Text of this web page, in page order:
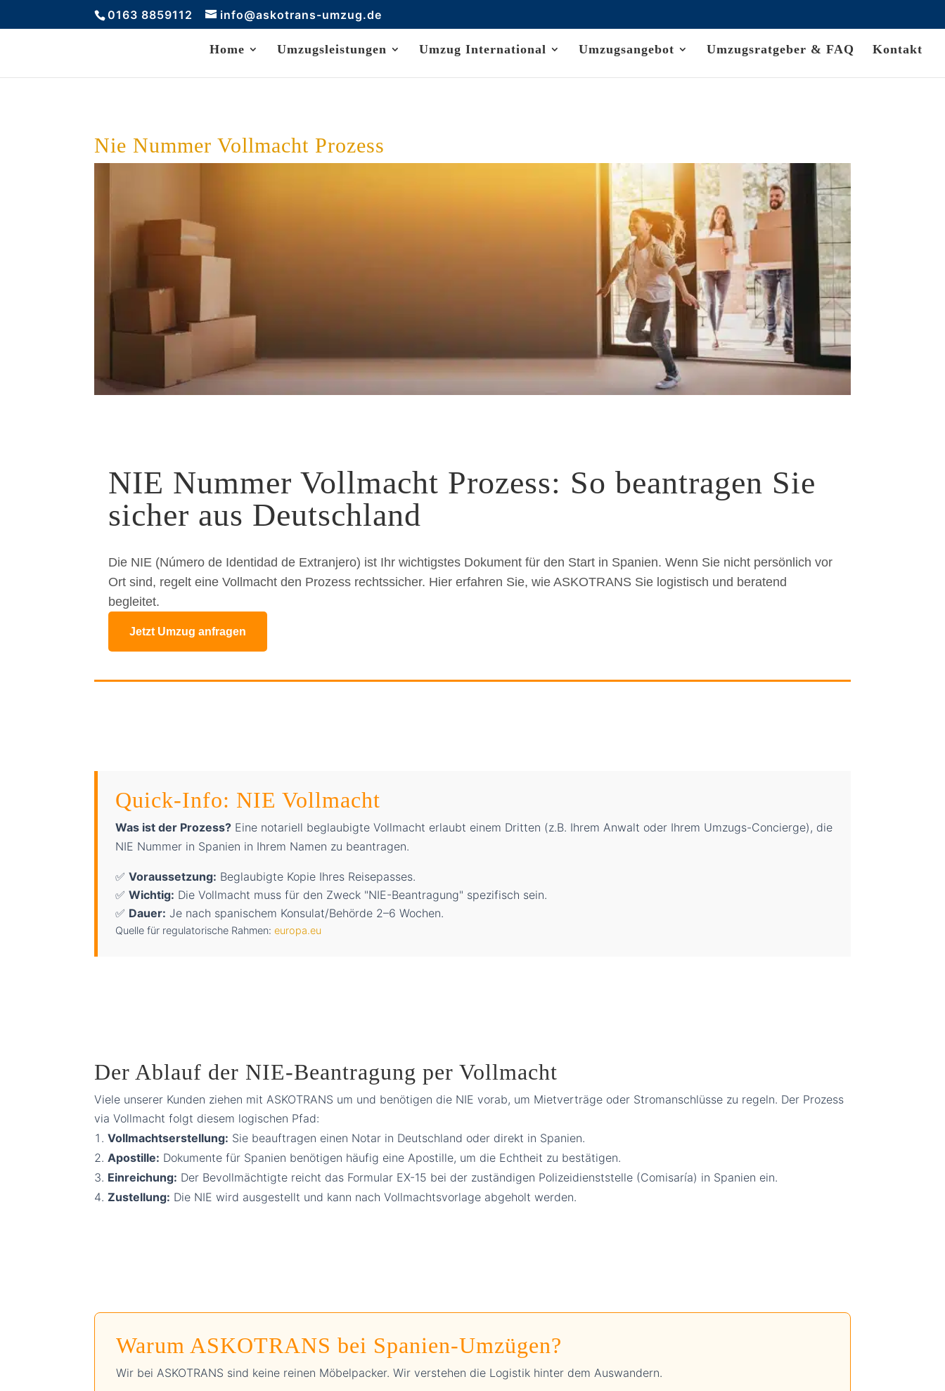
0163 8859112 info@askotrans-umzug.de
Home Umzugsleistungen Umzug International Umzugsangebot Umzugsratgeber & FAQ Kontakt
Nie Nummer Vollmacht Prozess
NIE Nummer Vollmacht Prozess: So beantragen Sie
sicher aus Deutschland
Die NIE (Número de Identidad de Extranjero) ist Ihr wichtigstes Dokument für den Start in Spanien. Wenn Sie nicht persönlich vor
Ort sind, regelt eine Vollmacht den Prozess rechtssicher. Hier erfahren Sie, wie ASKOTRANS Sie logistisch und beratend
begleitet.
Jetzt Umzug anfragen
Quick-Info: NIE Vollmacht
Was ist der Prozess? Eine notariell beglaubigte Vollmacht erlaubt einem Dritten (z.B. Ihrem Anwalt oder Ihrem Umzugs-Concierge), die
NIE Nummer in Spanien in Ihrem Namen zu beantragen.
✅Voraussetzung: Beglaubigte Kopie Ihres Reisepasses.
✅Wichtig: Die Vollmacht muss für den Zweck "NIE-Beantragung" spezifisch sein.
✅ Dauer: Je nach spanischem Konsulat/Behörde 2–6 Wochen.
Quelle für regulatorische Rahmen:europa.eu
Der Ablauf der NIE-Beantragung per Vollmacht
Viele unserer Kunden ziehen mit ASKOTRANS um und benötigen die NIE vorab, um Mietverträge oder Stromanschlüsse zu regeln. Der Prozess
via Vollmacht folgt diesem logischen Pfad:
Vollmachtserstellung: Sie beauftragen einen Notar in Deutschland oder direkt in Spanien.
Apostille: Dokumente für Spanien benötigen häufig eine Apostille, um die Echtheit zu bestätigen.
Einreichung: Der Bevollmächtigte reicht das Formular EX-15 bei der zuständigen Polizeidienststelle (Comisaría) in Spanien ein.
Zustellung: Die NIE wird ausgestellt und kann nach Vollmachtsvorlage abgeholt werden.
Warum ASKOTRANS bei Spanien-Umzügen?
Wir bei ASKOTRANS sind keine reinen Möbelpacker. Wir verstehen die Logistik hinter dem Auswandern.